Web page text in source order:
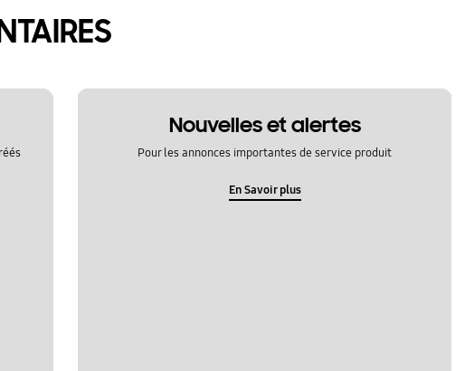
Nouvelles et alertes
Pour les annonces importantes de service produit
En Savoir plus